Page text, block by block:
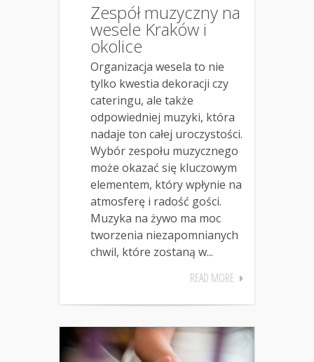
Zespół muzyczny na
wesele Kraków i
okolice
Organizacja wesela to nie
tylko kwestia dekoracji czy
cateringu, ale także
odpowiedniej muzyki, która
nadaje ton całej uroczystości.
Wybór zespołu muzycznego
może okazać się kluczowym
elementem, który wpłynie na
atmosferę i radość gości.
Muzyka na żywo ma moc
tworzenia niezapomnianych
chwil, które zostaną w...
READ MORE